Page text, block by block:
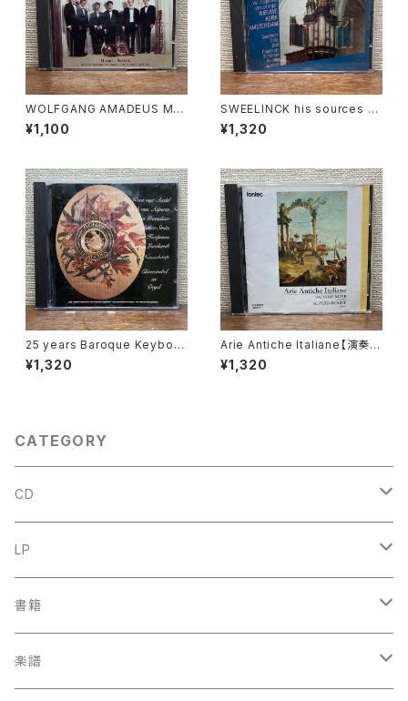
WOLFGANG AMADEUS MO
ZART Divertimenti【演奏者：
Mozart-Sextett】レコード会
¥1,100
SWEELINCK his sources -
his influence vol.2【演奏者：
BERNARD WINSEMIUS】レコ
¥1,320
25 years Baroque Keyboar
d Instruments Gerrit C. Klo
p【演奏者：Wout van Andel,
cords
¥1,320
Arie Antiche Italiane【演奏
者：嶺貞子, H.ピュイグ＝ロジ
ェ】レコード会社：fontec
¥1,320
CATEGORY
CD
古楽
中古CD
鍋島元子関連CD
古楽以外
中古CD
LP
古楽
中古LP
古楽以外
書籍
古楽関係
楽譜